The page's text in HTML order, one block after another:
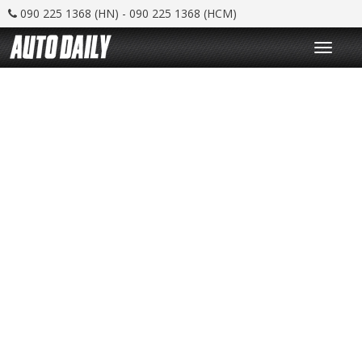
090 225 1368 (HN) - 090 225 1368 (HCM)
T
o
g